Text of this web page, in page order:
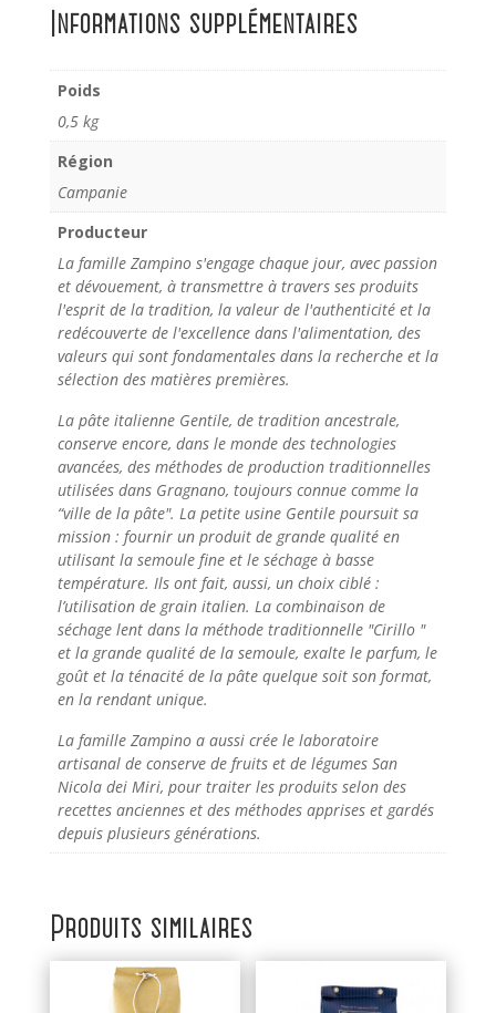
Informations supplémentaires
Poids
0,5 kg
Région
Campanie
Producteur
La famille Zampino s'engage chaque jour, avec passion
et dévouement, à transmettre à travers ses produits
l'esprit de la tradition, la valeur de l'authenticité et la
redécouverte de l'excellence dans l'alimentation, des
valeurs qui sont fondamentales dans la recherche et la
sélection des matières premières.
La pâte italienne Gentile, de tradition ancestrale,
conserve encore, dans le monde des technologies
avancées, des méthodes de production traditionnelles
utilisées dans Gragnano, toujours connue comme la
“ville de la pâte". La petite usine Gentile poursuit sa
mission : fournir un produit de grande qualité en
utilisant la semoule fine et le séchage à basse
température. Ils ont fait, aussi, un choix ciblé :
l’utilisation de grain italien. La combinaison de
séchage lent dans la méthode traditionnelle "Cirillo "
et la grande qualité de la semoule, exalte le parfum, le
goût et la ténacité de la pâte quelque soit son format,
en la rendant unique.
La famille Zampino a aussi crée le laboratoire
artisanal de conserve de fruits et de légumes San
Nicola dei Miri, pour traiter les produits selon des
recettes anciennes et des méthodes apprises et gardés
depuis plusieurs générations.
Produits similaires